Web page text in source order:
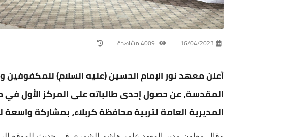
16/04/2023
أعلن معهد نور الإمام الحسين (عليه السلام) للمكفوفين
المقدسة، عن حصول إحدى طالباته على المركز الأول في
المديرية العامة لتربية محافظة كربلاء، بمشاركة